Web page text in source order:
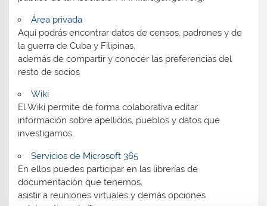
Área privada
Aquí podrás encontrar datos de censos, padrones y de
la guerra de Cuba y Filipinas,
además de compartir y conocer las preferencias del
resto de socios
Wiki
El Wiki permite de forma colaborativa editar
información sobre apellidos, pueblos y datos que
investigamos.
Servicios de Microsoft 365
En ellos puedes participar en las librerías de
documentación que tenemos,
asistir a reuniones virtuales y demás opciones